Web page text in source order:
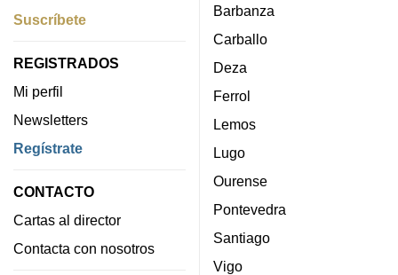
Suscríbete
REGISTRADOS
Mi perfil
Newsletters
Regístrate
CONTACTO
Cartas al director
Contacta con nosotros
Barbanza
Carballo
Deza
Ferrol
Lemos
Lugo
Ourense
Pontevedra
Santiago
Vigo